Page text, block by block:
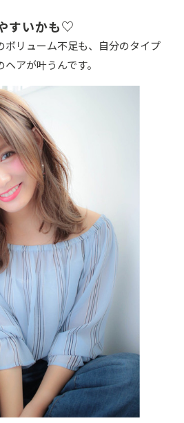
すいかも♡
ボリューム不足も、自分のタイプ
アが叶うんです。